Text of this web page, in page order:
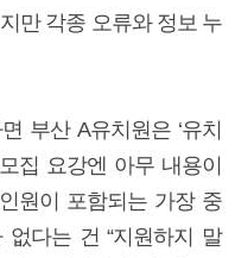
만 각종 오류와 정보 누
부산 A유치원은 ‘유치
집 요강엔 아무 내용이
원이 포함되는 가장 중
다는 건 “지원하지 말